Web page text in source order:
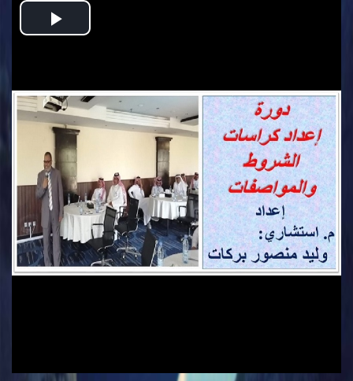
Play